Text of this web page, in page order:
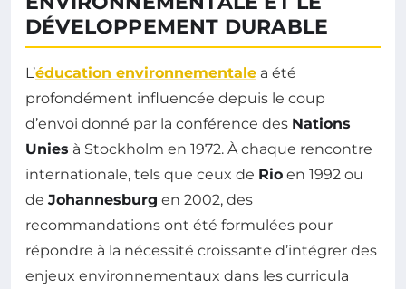
DÉVELOPPEMENT DURABLE
L’éducation environnementale a été
profondément influencée depuis le coup
d’envoi donné par la conférence des Nations
Unies à Stockholm en 1972. À chaque rencontre
internationale, tels que ceux de Rio en 1992 ou
de Johannesburg en 2002, des
recommandations ont été formulées pour
répondre à la nécessité croissante d’intégrer des
enjeux environnementaux dans les curricula